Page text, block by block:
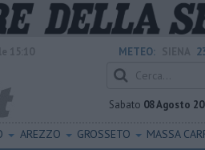
METEO:
Sabato 08 Agosto
AREZZO GROSSETO MASSA